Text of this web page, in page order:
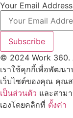
Your Email Address
Subscribe
© 2024 Work 360.
เราใช้คุกกี้เพื่อพัฒน
เว็บไซต์ของคุณ คุณส
เป็นส่วนตัว และสาม
เองโดยคลิกที่ ตั้งค่า